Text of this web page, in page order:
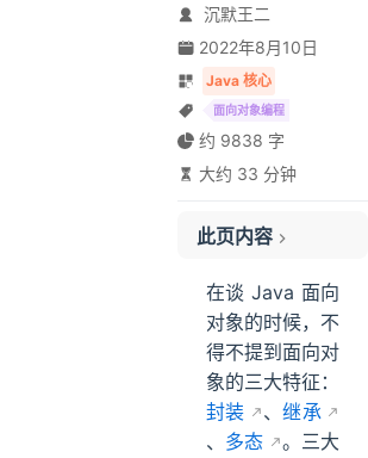
沉默王二
2022年8月10日
Java 核心
面向对象编程
约 9838 字
大约 33 分钟
此页内容
2）继承
3）多态
4）小结
在谈 Java 面向
对象的时候，不
得不提到面向对
象的三大特征：
封装
、继承
、 多态
。三大